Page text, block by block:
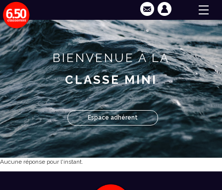
BIENVENUE À LA
CLASSE MINI
Espace adhérent
Aucune réponse pour l'instant.